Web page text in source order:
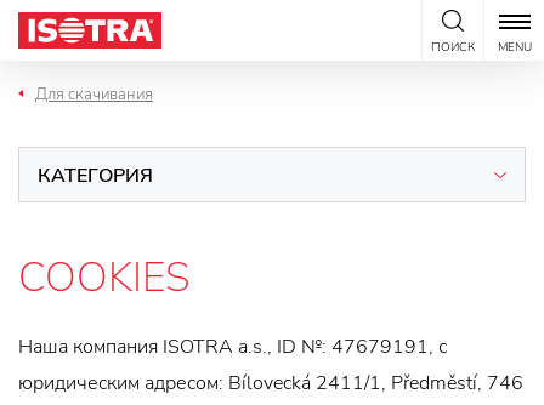
Перейти к содержанию
ПОИСК MENU
Для скачивания
КАТЕГОРИЯ
COOKIES
Наша компания ISOTRA a.s., ID №: 47679191, с
юридическим адресом: Bílovecká 2411/1, Předměstí, 746